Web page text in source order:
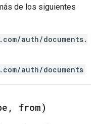
de los siguientes
auth/documents.
auth/documents
, from)